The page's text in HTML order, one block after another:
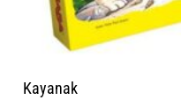
Kayanak